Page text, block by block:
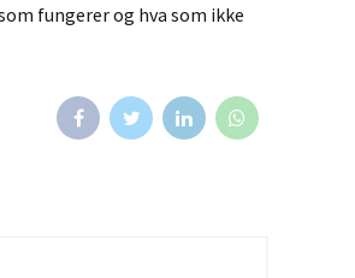
fungerer og hva som ikke